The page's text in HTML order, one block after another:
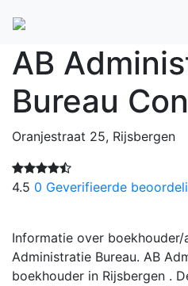
AB
Bureau
Oranjestraat 25, Rijsbergen
4.5 0 Geverifieerde
Informatie over
Administratie Bureau. AB
boekhouder in Rijsbergen .